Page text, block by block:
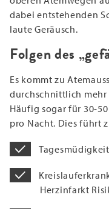
dabei entstehenden
laute Geräusch.
Folgen des
Es kommt zu
durchschnittlich mehr
Häufig sogar für 30-
pro Nacht. Dies führt
Tagesmüdigkeit
Herzinfarkt